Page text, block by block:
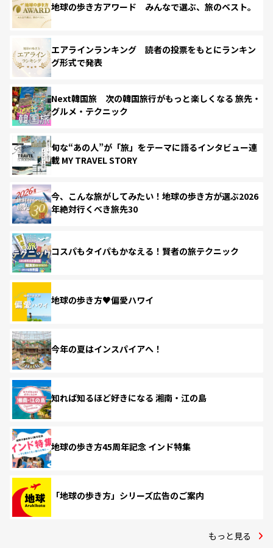
地球の歩き方アワード みんなで選ぶ、旅のベスト。
エアラインランキング 読者の投票をもとにランキン
グ形式で発表
Next韓国旅 次の韓国旅行がもっと楽しくなる 旅先・
グルメ・テクニック
旬な“あの人”が「旅」をテーマに語るインタビュー連
載 MY TRAVEL STORY
今、こんな旅がしてみたい！地球の歩き方が選ぶ2026
年絶対行くべき旅先30
コスパもタイパもかなえる！賢者の旅テクニック
地球の歩き方♥偏愛ハワイ
今年の夏はインスパイアへ！
知れば知るほど好きになる 湘南・江の島
地球の歩き方45周年記念 インド特集
「地球の歩き方」シリーズ広告のご案内
もっと見る